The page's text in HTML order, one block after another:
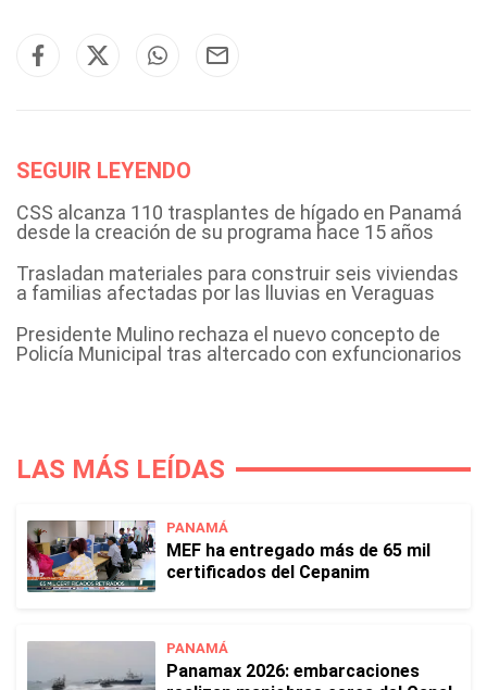
SEGUIR LEYENDO
CSS alcanza 110 trasplantes de hígado en Panamá
desde la creación de su programa hace 15 años
Trasladan materiales para construir seis viviendas
a familias afectadas por las lluvias en Veraguas
Presidente Mulino rechaza el nuevo concepto de
Policía Municipal tras altercado con exfuncionarios
LAS MÁS LEÍDAS
PANAMÁ
MEF ha entregado más de 65 mil
certificados del Cepanim
PANAMÁ
Panamax 2026: embarcaciones